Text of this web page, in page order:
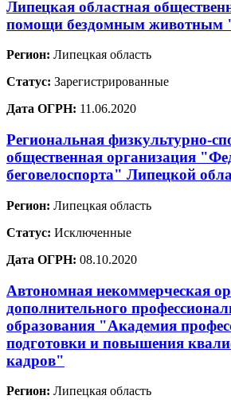
Липецкая областная
помощи бездомным животным
Регион: Липецкая область
Статус: Зарегистрированные
Дата ОГРН: 11.06.2020
Региональная физкультурно-
общественная организация
беговелоспорта" Липецкой
Регион: Липецкая область
Статус: Исключенные
Дата ОГРН: 08.10.2020
Автономная некоммерческая
дополнительного
образования "Академия
подготовки и повышения
кадров"
Регион: Липецкая область